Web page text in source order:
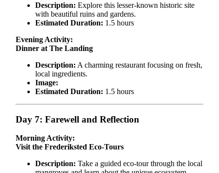
Description: Explore this lesser-known historic site
with beautiful ruins and gardens.
Estimated Duration: 1.5 hours
Evening Activity:
Dinner at The Landing
Description: A charming restaurant focusing on fresh,
local ingredients.
Image:
Estimated Duration: 1.5 hours
Day 7: Farewell and Reflection
Morning Activity:
Visit the Frederiksted Eco-Tours
Description: Take a guided eco-tour through the local